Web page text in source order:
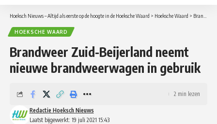
Hoeksch Nieuws – Altijd als eerste op de hoogte in de Hoeksche Waard > Hoeksche Waard > Brandweer Zuid-Beijerland neemt nieuwe brandweerwagen in gebruik
HOEKSCHE WAARD
Brandweer Zuid-Beijerland neemt
nieuwe brandweerwagen in gebruik
Laatst bijgewerkt: 19 juli 2021 15:43
Redactie Hoeksch Nieuws
2 min lezen